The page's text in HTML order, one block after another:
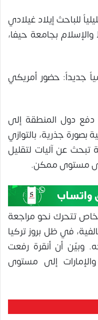
للباحث إيلاد غيلادي
بجامعة حيفا،
جديداً: حضور أمريكي
دفع دول المنطقة إلى
بصورة جذرية، بالتوازي
تبحث عن آليات لتقليل
مستوى ممكن.
تتحرك نحو مراجعة
في ظل بروز تركيا
وبيّن أن أنقرة رفعت
إلى مستوى